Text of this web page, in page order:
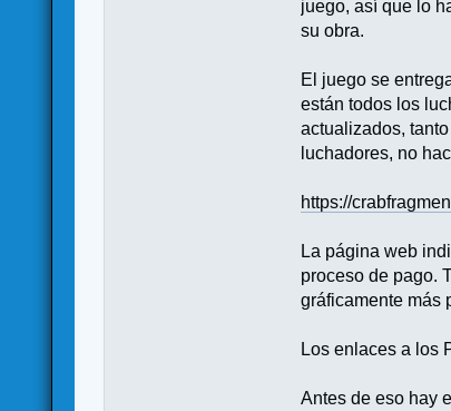
juego, así que lo
su obra.
El juego se
están todos los
actualizados,
luchadores, no
https://
La página web
proceso de pago.
gráficamente más
Los enlaces a los
Antes de eso hay